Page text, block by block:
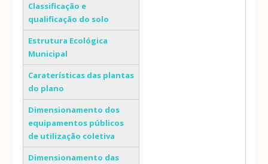
Classificação e
qualificação do solo
Estrutura Ecológica
Municipal
Caraterísticas das plantas
do plano
Dimensionamento dos
equipamentos públicos
de utilização coletiva
Dimensionamento das